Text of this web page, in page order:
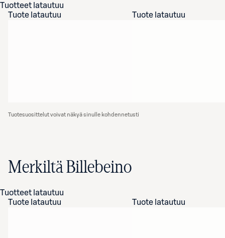
Tuotteet latautuu
Tuote latautuu
Tuote latautuu
Tuotesuosittelut voivat näkyä sinulle kohdennetusti
Merkiltä Billebeino
Tuotteet latautuu
Tuote latautuu
Tuote latautuu